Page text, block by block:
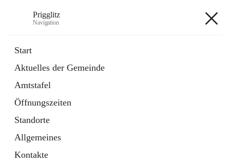
Prigglitz
Navigation
Start
Aktuelles der Gemeinde
Amtstafel
Öffnungszeiten
Standorte
Allgemeines
Kontakte
Externe Webseite
in
Tab
Gemeindezeitung
Ordner
öffnet
in
neuem
Tab